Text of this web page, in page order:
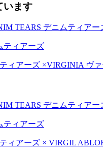
います
ティアーズ
ィアーズ ×VIRGINIA ヴ
ティアーズ
ィアーズ × VIRGIL